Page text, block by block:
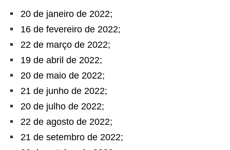
20 de janeiro de 2022;
16 de fevereiro de 2022;
22 de março de 2022;
19 de abril de 2022;
20 de maio de 2022;
21 de junho de 2022;
20 de julho de 2022;
22 de agosto de 2022;
21 de setembro de 2022;